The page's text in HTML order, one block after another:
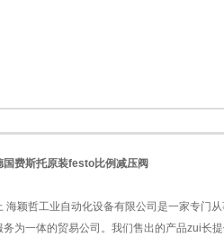
国费斯托原装festo比例减压阀
海颖哲工业自动化设备有限公司是一家专门
务为一体的贸易公司。我们售出的产品zui长